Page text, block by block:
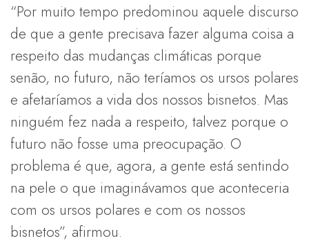
“Por muito tempo predominou aquele discurso
de que a gente precisava fazer alguma coisa a
respeito das mudanças climáticas porque
senão, no futuro, não teríamos os ursos polares
e afetaríamos a vida dos nossos bisnetos. Mas
ninguém fez nada a respeito, talvez porque o
futuro não fosse uma preocupação. O
problema é que, agora, a gente está sentindo
na pele o que imaginávamos que aconteceria
com os ursos polares e com os nossos
bisnetos”, afirmou.